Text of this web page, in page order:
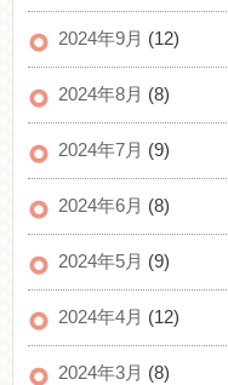
2024年9月 (12)
2024年8月 (8)
2024年7月 (9)
2024年6月 (8)
2024年5月 (9)
2024年4月 (12)
2024年3月 (8)